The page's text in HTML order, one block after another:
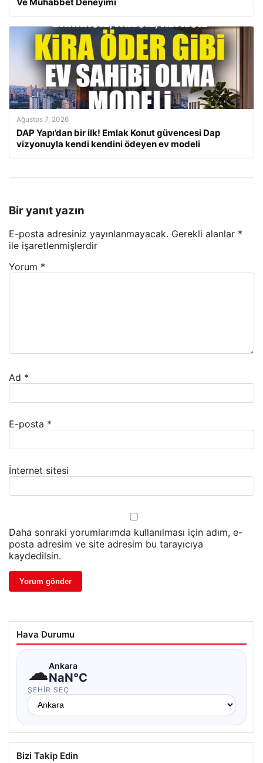
Ağustos 7, 2026
DAP Yapı’dan bir ilk! Emlak Konut güvencesi Dap
vizyonuyla kendi kendini ödeyen ev modeli
Bir yanıt yazın
E-posta adresiniz yayınlanmayacak. Gerekli alanlar *
ile işaretlenmişlerdir
Yorum *
Ad *
E-posta *
İnternet sitesi
Daha sonraki yorumlarımda kullanılması için adım, e-
posta adresim ve site adresim bu tarayıcıya
kaydedilsin.
Hava Durumu
☁Ankara
NaN°C
ŞEHIR SEÇ
Bizi Takip Edin